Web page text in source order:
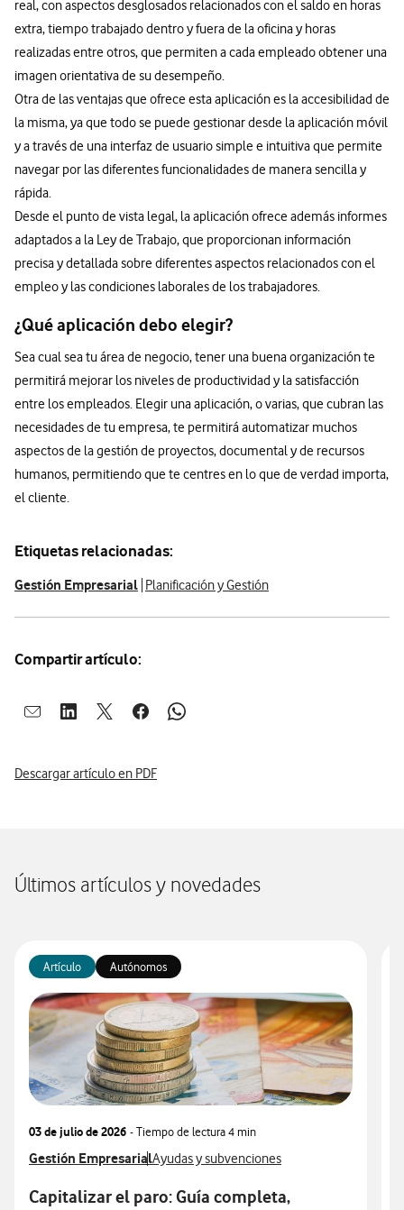
real, con aspectos desglosados relacionados con el saldo en horas
extra, tiempo trabajado dentro y fuera de la oficina y horas
realizadas entre otros, que permiten a cada empleado obtener una
imagen orientativa de su desempeño.
Otra de las ventajas que ofrece esta aplicación es la accesibilidad de
la misma, ya que todo se puede gestionar desde la aplicación móvil
y a través de una interfaz de usuario simple e intuitiva que permite
navegar por las diferentes funcionalidades de manera sencilla y
rápida.
Desde el punto de vista legal, la aplicación ofrece además informes
adaptados a la Ley de Trabajo, que proporcionan información
precisa y detallada sobre diferentes aspectos relacionados con el
empleo y las condiciones laborales de los trabajadores.
¿Qué aplicación debo elegir?
Sea cual sea tu área de negocio, tener una buena organización te
permitirá mejorar los niveles de productividad y la satisfacción
entre los empleados. Elegir una aplicación, o varias, que cubran las
necesidades de tu empresa, te permitirá automatizar muchos
aspectos de la gestión de proyectos, documental y de recursos
humanos, permitiendo que te centres en lo que de verdad importa,
el cliente.
Etiquetas relacionadas:
Gestión Empresarial Planificación y Gestión
Compartir artículo:
Abrir ventana para compartir en mail
Abrir ventana para compartir en linkedin
Abrir ventana para compartir en twitter
Abrir ventana para compartir en facebook
Abrir ventana para compartir en
Descargar artículo en PDF
Últimos artículos y novedades
Artículo Autónomos
03 de julio de 2026 - Tiempo de lectura4 min
Ver más articulos relacionados con
Gestión EmpresarialVer más artículos con
Ayudas y subvenciones
Capitalizar el paro: Guía completa,